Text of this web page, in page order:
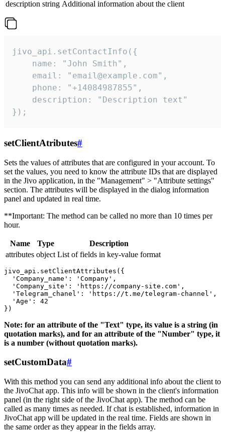
description string Additional information about the client
jivo_api.setContactInfo({
    name: "John Smith",
    email: "email@example.com",
    phone: "+14084987855",
    description: "Description text"
});
setClientAtributes#
Sets the values ​​of attributes that are configured in your account. To
set the values, you need to know the attribute IDs that are displayed
in the Jivo application, in the "Management" > "Attribute settings"
section. The attributes will be displayed in the dialog information
panel and updated in real time.
**Important: The method can be called no more than 10 times per
hour.
Name Type
Description
attributes object List of fields in key-value format
jivo_api.setClientAttributes({
  'Company_name': 'Company',
  'Company_site': 'https://company-site.com',
  'Telegram_chanel': 'https://t.me/telegram-channel',
  'Age': 42
Note: for an attribute of the "Text" type, its value is a string (in
quotation marks), and for an attribute of the "Number" type, it
is a number (without quotation marks).
setCustomData#
With this method you can send any additional info about the client to
the JivoChat app. This info will be shown in the client's information
panel (in the right side of the JivoChat app). The method can be
called as many times as needed. If chat is established, information in
JivoChat app will be updated in the real time. Fields are shown in
the same order as they appear in the fields array.